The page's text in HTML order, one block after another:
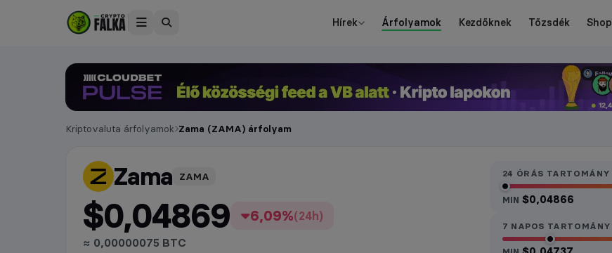
Hírek Árfolyamok Kezdőknek Tőzsdék Shop
Kriptovaluta árfolyamok Zama (ZAMA) árfolyam
Zama árfolyam
ZAMA
$0,04869 6,09%(24h)
≈ 0,00000075 BTC
24 ÓRÁS TARTOMÁNY
MIN $0,04866
7 NAPOS TARTOMÁNY